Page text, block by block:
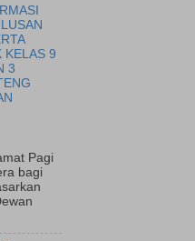
KELAS 9
3
Pagi
bagi